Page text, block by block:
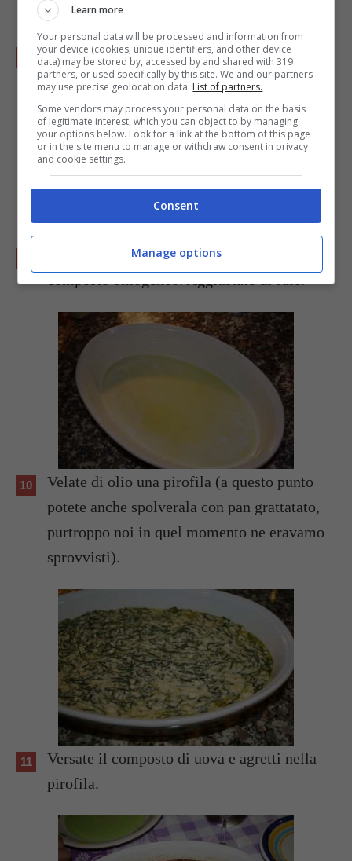
Unite leuova.
Sbattete con la forchetta per ottenere un
composto omogeneo. Aggiustate di sale.
Velate di olio una pirofila (a questo punto
potete anche spolverala con pan grattatato,
purtroppo noi in quel momento ne eravamo
sprovvisti).
Versate il composto di uova e agretti nella
pirofila.
Learn more
Your personal data will be processed and information from
your device (cookies, unique identifiers, and other device
data) may be stored by, accessed by and shared with 319
partners, or used specifically by this site. We and our partners
may use precise geolocation data. List of partners.
Some vendors may process your personal data on the basis
of legitimate interest, which you can object to by managing
your options below. Look for a link at the bottom of this page
or in the site menu to manage or withdraw consent in privacy
and cookie settings.
Consent
Manage options